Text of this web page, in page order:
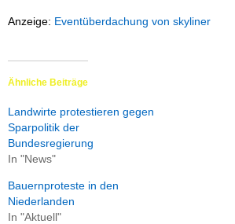
Anzeige: Eventüberdachung von skyliner
Ähnliche Beiträge
Landwirte protestieren gegen
Sparpolitik der
Bundesregierung
In "News"
Bauernproteste in den
Niederlanden
In "Aktuell"